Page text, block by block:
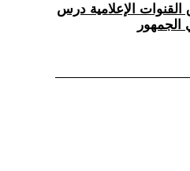
القنوات الإعلامية درس